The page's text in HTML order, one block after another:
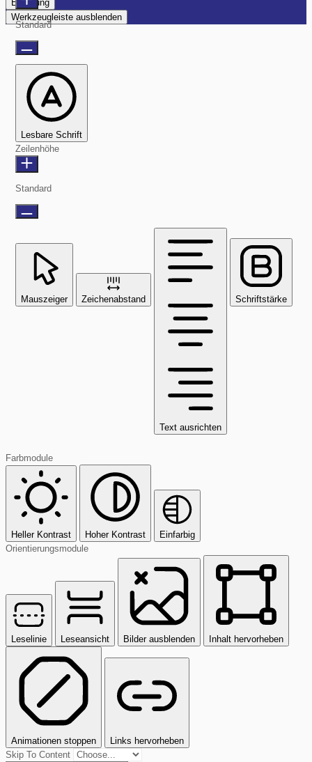
Erklärung
Werkzeugleiste ausblenden
Standard
Lesbare Schrift
Zeilenhöhe
Standard
Mauszeiger Zeichenabstand
Text ausrichten
Schriftstärke
Farbmodule
Heller Kontrast Hoher Kontrast
Einfarbig
Orientierungsmodule
Leselinie Leseansicht Bilder ausblenden Inhalt hervorheben
Animationen stoppen
Links hervorheben
Skip To Content